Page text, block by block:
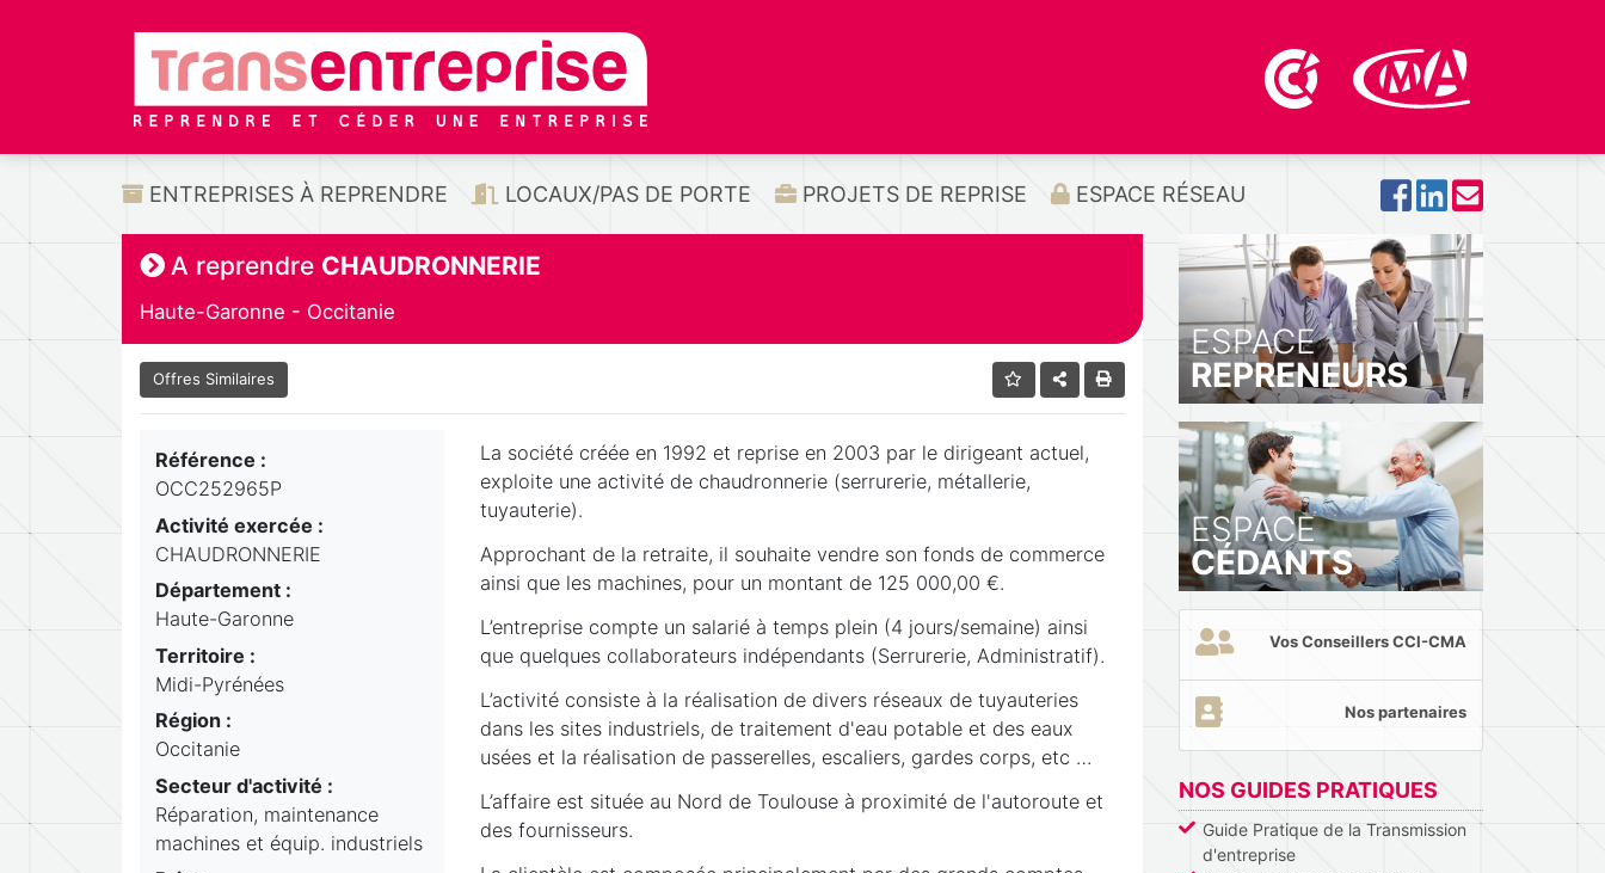
ENTREPRISES À REPRENDRE LOCAUX/PAS DE PORTE PROJETS DE REPRISE ESPACE RÉSEAU
A reprendre CHAUDRONNERIE
Haute-Garonne - Occitanie
Offres Similaires
Référence :
OCC252965P
Activité exercée :
CHAUDRONNERIE
Département :
Haute-Garonne
Territoire :
Midi-Pyrénées
Région :
Occitanie
Secteur d'activité :
Réparation, maintenance
machines et équip. industriels
La société créée en 1992 et reprise en 2003 par le dirigeant actuel,
exploite une activité de chaudronnerie (serrurerie, métallerie,
tuyauterie).
Approchant de la retraite, il souhaite vendre son fonds de commerce
ainsi que les machines, pour un montant de 125 000,00 €.
L’entreprise compte un salarié à temps plein (4 jours/semaine) ainsi
que quelques collaborateurs indépendants (Serrurerie, Administratif).
L’activité consiste à la réalisation de divers réseaux de tuyauteries
dans les sites industriels, de traitement d'eau potable et des eaux
usées et la réalisation de passerelles, escaliers, gardes corps, etc …
L’affaire est située au Nord de Toulouse à proximité de l'autoroute et
des fournisseurs.
ESPACE
REPRENEURS
ESPACE
CÉDANTS
Vos Conseillers CCI-CMA
Nos partenaires
NOS GUIDES PRATIQUES
Guide Pratique de la Transmission
d'entreprise